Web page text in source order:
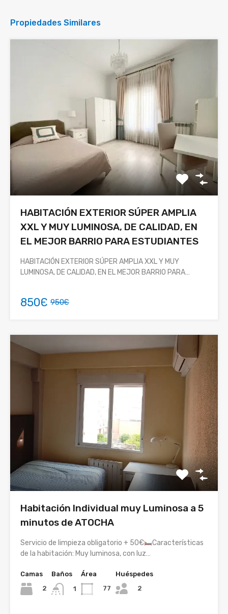
Propiedades Similares
HABITACIÓN EXTERIOR SÚPER AMPLIA
XXL Y MUY LUMINOSA, DE CALIDAD, EN
EL MEJOR BARRIO PARA ESTUDIANTES
HABITACIÓN EXTERIOR SÚPER AMPLIA XXL Y MUY
LUMINOSA, DE CALIDAD, EN EL MEJOR BARRIO PARA…
850Є 950Є
Habitación Individual muy Luminosa a 5
minutos de ATOCHA
Servicio de limpieza obligatorio + 50€
Características
de la habitación: Muy luminosa, con luz…
Camas
2
Baños
1
Área
77
Huéspedes
2